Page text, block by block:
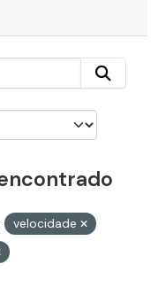
velocidade